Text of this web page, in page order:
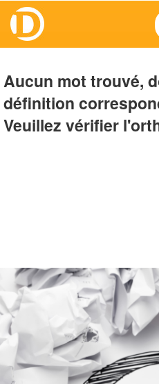
Aucun mot trouvé,
définition
Veuillez vérifier